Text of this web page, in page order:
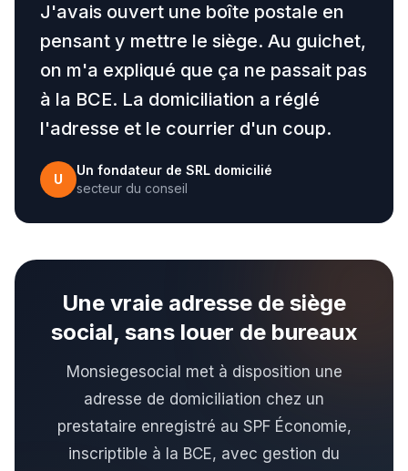
J'avais ouvert une boîte postale en
pensant y mettre le siège. Au guichet,
on m'a expliqué que ça ne passait pas
à la BCE. La domiciliation a réglé
l'adresse et le courrier d'un coup.
U
Un fondateur de SRL domicilié
secteur du conseil
Une vraie adresse de siège
social, sans louer de bureaux
Monsiegesocial met à disposition une
adresse de domiciliation chez un
prestataire enregistré au SPF Économie,
inscriptible à la BCE, avec gestion du